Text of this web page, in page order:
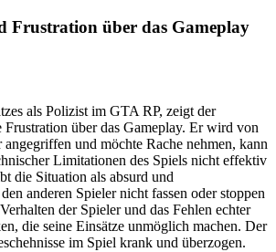
Frustration über das Gameplay
als Polizist im GTA RP, zeigt der
Frustration über das Gameplay. Er wird von
angegriffen und möchte Rache nehmen, kann
Limitationen des Spiels nicht effektiv
die Situation als absurd und
anderen Spieler nicht fassen oder stoppen
der Spieler und das Fehlen echter
die seine Einsätze unmöglich machen. Der
im Spiel krank und überzogen.